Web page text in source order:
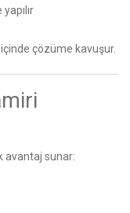
çözüme kavuşur.
avantaj sunar: